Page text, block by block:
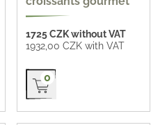
1725 CZK without VAT
1932,00 CZK with VAT
Přidat do košíku
0